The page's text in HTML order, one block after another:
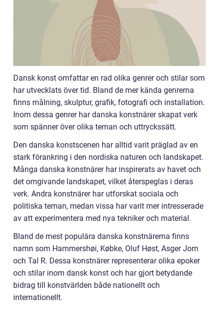
Dansk konst omfattar en rad olika genrer och stilar som
har utvecklats över tid. Bland de mer kända genrerna
finns målning, skulptur, grafik, fotografi och installation.
Inom dessa genrer har danska konstnärer skapat verk
som spänner över olika teman och uttryckssätt.
Den danska konstscenen har alltid varit präglad av en
stark förankring i den nordiska naturen och landskapet.
Många danska konstnärer har inspirerats av havet och
det omgivande landskapet, vilket återspeglas i deras
verk. Andra konstnärer har utforskat sociala och
politiska teman, medan vissa har varit mer intresserade
av att experimentera med nya tekniker och material.
Bland de mest populära danska konstnärerna finns
namn som Hammershøi, Købke, Oluf Høst, Asger Jorn
och Tal R. Dessa konstnärer representerar olika epoker
och stilar inom dansk konst och har gjort betydande
bidrag till konstvärlden både nationellt och
internationellt.